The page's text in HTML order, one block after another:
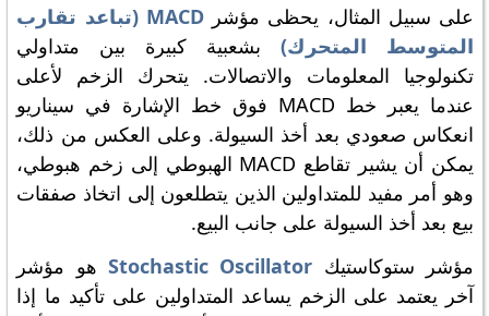
على سبيل المثال، يحظى مؤشر
MACD (تباعد تقارب
المتوسط المتحرك)بشعبية كبيرة بين متداولي
تكنولوجيا المعلومات والاتصالات. يتحرك الزخم لأعلى
عندما يعبر خط MACD فوق خط الإشارة في سيناريو
انعكاس صعودي بعد أخذ السيولة. وعلى العكس من ذلك،
يمكن أن يشير تقاطع MACD الهبوطي إلى زخم هبوطي،
وهو أمر مفيد للمتداولين الذين يتطلعون إلى اتخاذ صفقات
بيع بعد أخذ السيولة على جانب البيع.
مؤشر ستوكاستيك Stochastic Oscillatorهو مؤشر
آخر يعتمد على الزخم يساعد المتداولين على تأكيد ما إذا